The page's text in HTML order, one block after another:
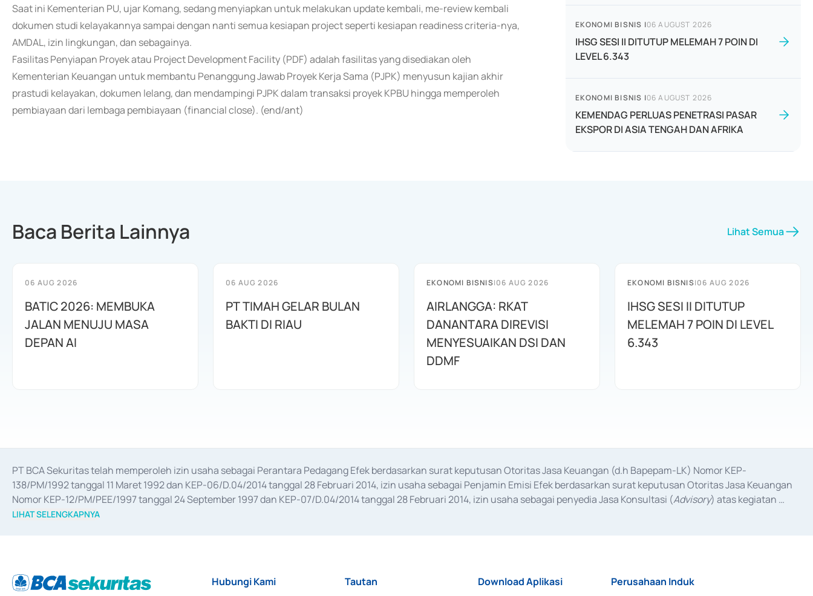
Saat ini Kementerian PU, ujar Komang, sedang menyiapkan untuk melakukan update kembali, me-review kembali
dokumen studi kelayakannya sampai dengan nanti semua kesiapan project seperti kesiapan readiness criteria-nya,
AMDAL, izin lingkungan, dan sebagainya.
Fasilitas Penyiapan Proyek atau Project Development Facility (PDF) adalah fasilitas yang disediakan oleh
Kementerian Keuangan untuk membantu Penanggung Jawab Proyek Kerja Sama (PJPK) menyusun kajian akhir
prastudi kelayakan, dokumen lelang, dan mendampingi PJPK dalam transaksi proyek KPBU hingga memperoleh
pembiayaan dari lembaga pembiayaan (financial close). (end/ant)
EKONOMI BISNIS |06 AUGUST 2026
IHSG SESI II DITUTUP MELEMAH 7 POIN DI
LEVEL 6.343
EKONOMI BISNIS |06 AUGUST 2026
KEMENDAG PERLUAS PENETRASI PASAR
EKSPOR DI ASIA TENGAH DAN AFRIKA
Baca Berita Lainnya Lihat Semua
06 AUG 2026
BATIC 2026: MEMBUKA
JALAN MENUJU MASA
DEPAN AI
06 AUG 2026
PT TIMAH GELAR BULAN
BAKTI DI RIAU
EKONOMI BISNIS|06 AUG 2026
AIRLANGGA: RKAT
DANANTARA DIREVISI
MENYESUAIKAN DSI DAN
DDMF
EKONOMI BISNIS|06 AUG 2026
IHSG SESI II DITUTUP
MELEMAH 7 POIN DI LEVEL
6.343
PT BCA Sekuritas telah memperoleh izin usaha sebagai Perantara Pedagang Efek berdasarkan surat keputusan Otoritas Jasa Keuangan (d.h Bapepam-LK) Nomor KEP-
138/PM/1992 tanggal 11 Maret 1992 dan KEP-06/D.04/2014 tanggal 28 Februari 2014, izin usaha sebagai Penjamin Emisi Efek berdasarkan surat keputusan Otoritas Jasa Keuangan
Nomor KEP-12/PM/PEE/1997 tanggal 24 September 1997 dan KEP-07/D.04/2014 tanggal 28 Februari 2014, izin usaha sebagai penyedia Jasa Konsultasi (Advisory) atas kegiatan
merger, akuisisi, divestasi, dan
LIHAT SELENGKAPNYA
Hubungi Kami Tautan Download Aplikasi Perusahaan Induk